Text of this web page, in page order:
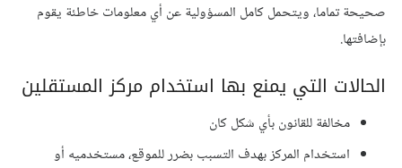
صحيحة تماما، ويتحمل كامل المسؤولية عن أي معلومات خاطئة يقوم
بإضافتها.
الحالات التي يمنع بها استخدام مركز المستقلين
مخالفة للقانون بأي شكل كان
استخدام المركز بهدف التسبب بضرر للموقع، مستخدميه أو